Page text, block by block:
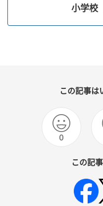
小学校
この記事は
0
この記